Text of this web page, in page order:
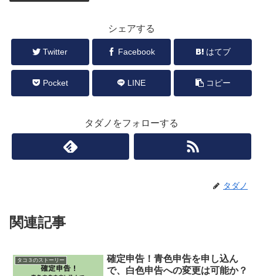
シェアする
Twitter Facebook はてブ
Pocket LINE コピー
タダノをフォローする
タダノ
関連記事
タコ３のストーリー
確定申告！青色申告を申し込ん
で、白色申告への変更は可能か？